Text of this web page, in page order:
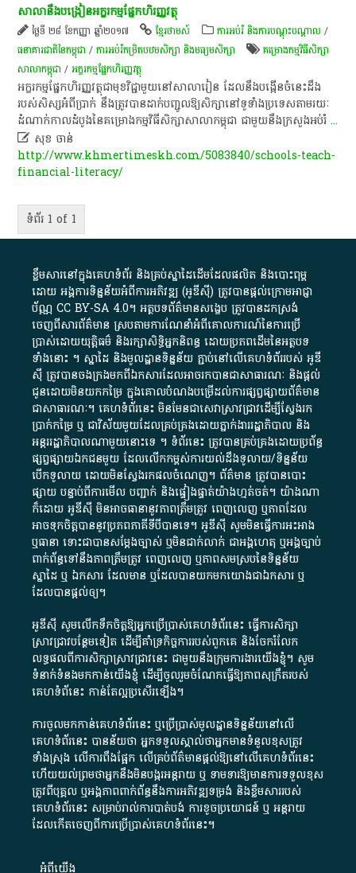
សាលា​នឹង​បង្រៀន​អក្ខរកម្ម​ផ្នែក​ហិរញ្ញវត្ថុ​
ថ្ងៃទី ២៨ ខែកញ្ញា ឆ្នាំ២០១៧ ខ្មែរថាមស៍ ការអប់រំ និងការបណ្តុះបណ្តាល /
ធនាគារជាតិនៃកម្ពុជា /ការអប់រំកម្រិតបឋមសិក្សា និងមធ្យមសិក្សា
គម្រោង​កម្មវិធី​សិក្សា​
សាលា​កម្ពុជា​ /​អក្ខរកម្ម​ផ្នែក​ហិរញ្ញវត្ថុ​
​អក្ខរកម្ម​ផ្នែក​ហិរញ្ញវត្ថុ​ជា​មុខ​វិជ្ជា​មួយ​នៅ​សាលារៀន​ ដែល​នឹង​បង្កើន​ចំនេះដឹង​
របស់​សិស្ស​អំពី​ប្រាក់​ ​នឹង​ត្រូវ​បាន​ដាក់​ប​ញ្ជូ​ល​ឱ្យ​សិក្សា​នៅ​ទូ​ទាំង​ប្រទេស​តាម​រយៈ​
ដំណាក់កាល​ដំបូង​នៃ​គម្រោង​កម្មវិធី​សិក្សា​សាលា​កម្ពុជា​ ជាមួយនឹង​ក្រសួង​អប់រំ...
 សុខ ចាន់
http://www.khmertimeskh.com/5083840/schools-teach-
financial-literacy/
ទំព័រ 1 of 1
ខ្លឹមសារ​នៅ​ក្នុង​គេហទំព័រ និង​គ្រប់​ស្នា​ដៃ​ដើម​ដែល​ផលិត​ និង​បោះពុម្ព​
ដោយ​ អង្គការ​ទិន្នន័យ​អំពី​ការអភិវឌ្ឍ​​ (អូ​ឌី​ស៊ី)​ ត្រូវ​បាន​ផ្តល់​ក្រោម​អាជ្ញា
ប័ណ្ណ​CC BY-SA 4.0។​ អត្ថបទ​ព័ត៌មាន​សង្ខេប​ ត្រូវ​បាន​ដកស្រង់​
ចេញពី​សារព័ត៌មាន ស្របតាមការ​ណែនាំ​អំពី​គោលការណ៍​នៃ​ការ​ប្រើ
ប្រាស់​ដោយ​យុត្តិធម៌​ និង​រក្សាសិទ្ធិអ្នកនិពន្ធ ដោយ​ប្រភពដើម​នៃ​​អត្ថបទ
ទាំង​នោះ​ ។​ ស្នាដៃ​ និង​មូលដ្ឋាន​ទិន្នន័យ ​ភ្ជាប់​នៅ​លើ​គេហទំព័រ​របស់​ អូ​ឌី​
ស៊ី​ ត្រូវ​បាន​ចងក្រង​មក​ពី​ឯកសារ​ដែល​អាច​រក​បានជា​សាធារណៈ​ និង​ផ្តល់​
ជូន​ដោយ​មិន​យក​កម្រៃ​ ក្នុង​គោលបំណង​បម្រើ​ដល់ការ​ផ្សព្វផ្សាយ​ព័ត៌មាន​
ជា​សាធារណៈ​។​ គេហទំព័រ​នេះ​ មិនមែន​ជា​សេវា​ស្រាវជ្រាវ​ដើម្បី​ស្វែងរក
ប្រាក់​កម្រៃ​ ឬ​ ជា​វិស័យ​មួយ​ដែល​គ្រប់គ្រង​ដោយ​ភ្នាក់ងារ​រដ្ឋាភិបាល​ និង ​
អន្តររដ្ឋាភិបាល​ណាមួយ​នោះ​ទេ ​។​ ទំព័រ​នេះ​ ត្រូវ​បាន​គ្រប់គ្រង​ដោយ​ប្រព័ន្ធ​
ផ្សព្វផ្សាយ​ឯកជន​មួយ​ ដែល​លើកកម្ពស់​ការ​យល់​ដឹង​ទូលាយ​/​ទិន្នន័យ​
បើក​ទូលាយ​ ដោយ​មិនស្វែង​រក​ផល​ចំណេញ​។​ ព័ត៌មាន​ ត្រូវ​បាន​បោះ
ផ្សាយ​ បន្ទាប់​ពី​ការ​មើល​ បញ្ជាក់​ និង​ផ្ទៀងផ្ទាត់​យ៉ាង​ហ្មត់ចត់​។​ យ៉ាងណា​
ក៏​ដោយ​ អូ​ឌី​ស៊ី​ មិន​អាច​ធានា​នូវ​ភាព​ត្រឹមត្រូវ​ ពេញលេញ​ ឬ​ភាព​ដែល​
អាច​ទុកចិត្ត​បាននូវ​ប្រភព​ភាគី​ទី​បី​បាន​ទេ​។​ អូ​ឌី​ស៊ី​ សូម​មិន​ធ្វើការ​អះអាង​
ឬ​ធានា​ ទោះជា​បាន​សម្តែង​ច្បាស់​ ឬ​មិន​ជាក់លាក់​ ជា​អង្គហេតុ​ ឬ​អង្គច្បាប់​
ពាក់ព័ន្ធ​ទៅ​នឹង​ភាព​ត្រឹមត្រូវ​ ពេញលេញ​ ឬ​ភាព​សម​ស្រប​នៃ​ទិន្នន័យ​
ស្នាដៃ​ ឬ​ ឯកសារ​ ដែល​មាន​ ឬ​ដែល​បាន​យក​មក​យោង​ជា​ឯកសារ​ ឬ​
ដែល​បាន​ផ្តល់​ឲ្យ​។
អូឌីស៊ី សូមលើកទឹកចិត្តឱ្យអ្នកប្រើប្រាស់គេហទំព័រនេះ ធ្វើការសិក្សា
ស្រាវជ្រាវបន្ថែមទៀត ដើម្បីគាំទ្រកិច្ចការ​របស់ពួកគេ និងចែករំលែក
លទ្ធផលពីការសិក្សាស្រាវជ្រាវនេះ ជាមួយនឹងក្រុមការងារយើងខ្ញុំ។ សូម
ទំនាក់ទំនងមកកាន់យើងខ្ញុំ ដើម្បីចូលរួមចំណែកធ្វើឱ្យភាពសុក្រឹតរបស់
គេហទំព័នេះ កាន់តែល្អប្រសើរឡើង។
ការចូលមកកាន់គេហទំព័រនេះ ឬប្រើប្រាស់មូលដ្ឋានទិន្នន័យនៅលើ
គេហទំព័រនេះ បានន័យថា អ្នកទទួលស្គាល់ថាអ្នកមានទំនួលខុសត្រូវ
ទាំងស្រុង លើការពឹងផ្អែក លើគ្រប់ព័ត៌មានផ្តល់ឱ្យនៅលើគេហទំព័រនេះ
ហើយយល់ព្រមថាអ្នកនឹងមិនបង្ករអន្តរាយ ឬ ទាមទារ​ឱ្យមានការទទួលខុស​
ត្រូវពីបុគ្គល ឬអង្គភាពពាក់ព័ន្ធនឹងការអភិវឌ្ឍទម្រង់ និងខ្លឹមសាររបស់
គេហទំព័រនេះ សម្រាប់រាល់ការបាត់បង់ ការខូចប្រយោជន៍ ឬ អន្តរាយ
ដែលកើតចេញពីការប្រើប្រាស់គេហទំព័រនេះ។
អំពី​យើង​